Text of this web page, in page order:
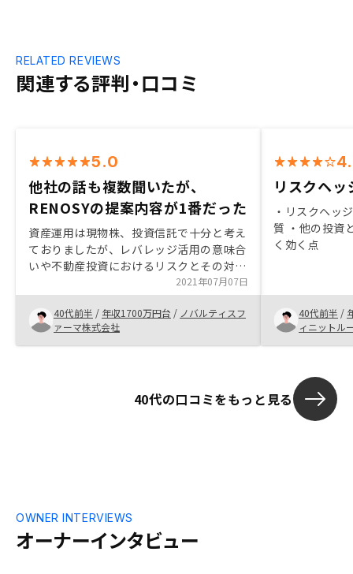
関連する評判・口コミ
RELATED REVIEWS
5.0
他社の話も複数聞いたが、
RENOSYの提案内容が1番だった
資産運用は現物株、投資信託で十分と考え
ておりましたが、レバレッジ活用の意味合
いや不動産投資におけるリスクとその対策
の説明をいただき、十分に納得できたこと
に加え、ご提案いただいた物件も非常に素
晴らしい提案と感じ不動産購入に踏み切り
ました。慎重を期して他社の話も複数聞き
ましたが、RENOSYさんのご提案内容が一
いけるとよりスムーズに取引出来たかと思
2021年07月07日
40代前半 / 年収1700万円台 / ノバルティスフ
ァーマ株式会社
リスクヘ
・リスクヘッ
質 ・他の投資
く効く点
40代前半 /
ィニットル
40代の口コミをもっと見る
オーナーインタビュー
OWNER INTERVIEWS